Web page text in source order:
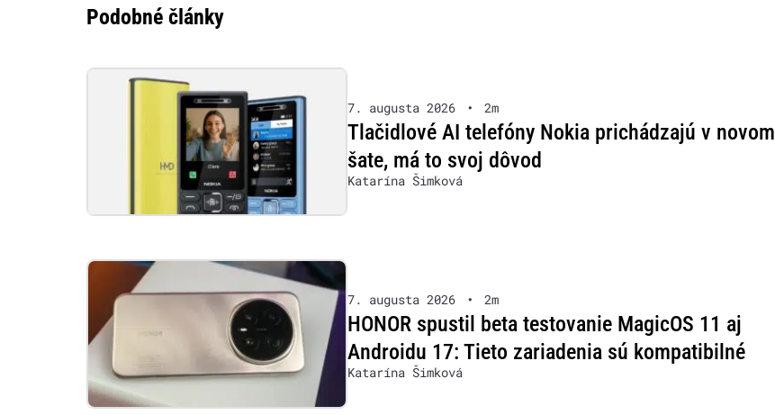
Podobné články
7. augusta 2026 • 2m
Tlačidlové AI telefóny Nokia prichádzajú v novom
šate, má to svoj dôvod
Katarína Šimková
7. augusta 2026 • 2m
HONOR spustil beta testovanie MagicOS 11 aj
Androidu 17: Tieto zariadenia sú kompatibilné
Katarína Šimková